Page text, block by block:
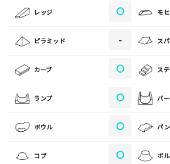
[text photo3alt placeholder "写真の
ご注意事項
・人物の顔が写っている場合はモザイク
・画像の規定サイズは横幅640px以上とな
レッジ 〇 モ
ピラミッド - ス
カーブ 〇 ス
ランプ 〇 バ
ボウル 〇 パ
コブ 〇 ボ